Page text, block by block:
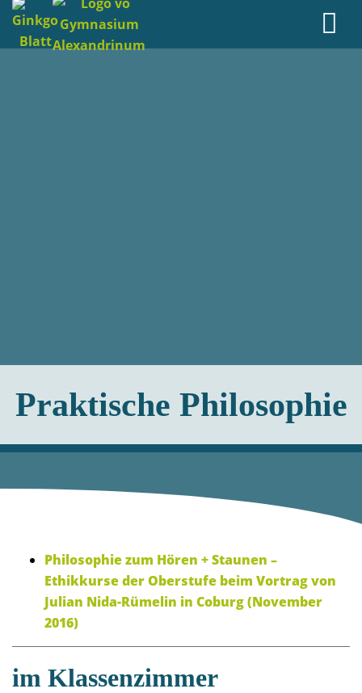
Praktische Philosophie
Philosophie zum Hören + Staunen –
Ethikkurse der Oberstufe beim Vortrag von
Julian Nida-Rümelin in Coburg (November
2016)
im Klassenzimmer